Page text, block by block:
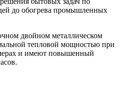
до обогрева промышленных
двойном металлическом
тепловой мощностью при
и имеют повышенный